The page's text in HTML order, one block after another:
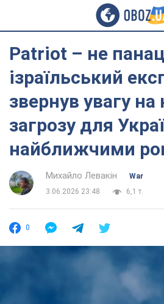
Рatriot – не
ізраїльський
звернув увагу на
загрозу для
найближчими
Михайло Левакін
War
3.06.2026 23:48
6,1 т.
0